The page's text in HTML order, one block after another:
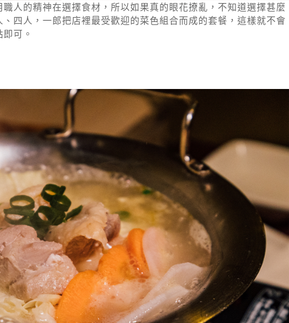
人的精神在選擇食材，所以如果真的眼花撩亂，不知道選擇甚麼
四人，一郎把店裡最受歡迎的菜色組合而成的套餐，這樣就不會
可。